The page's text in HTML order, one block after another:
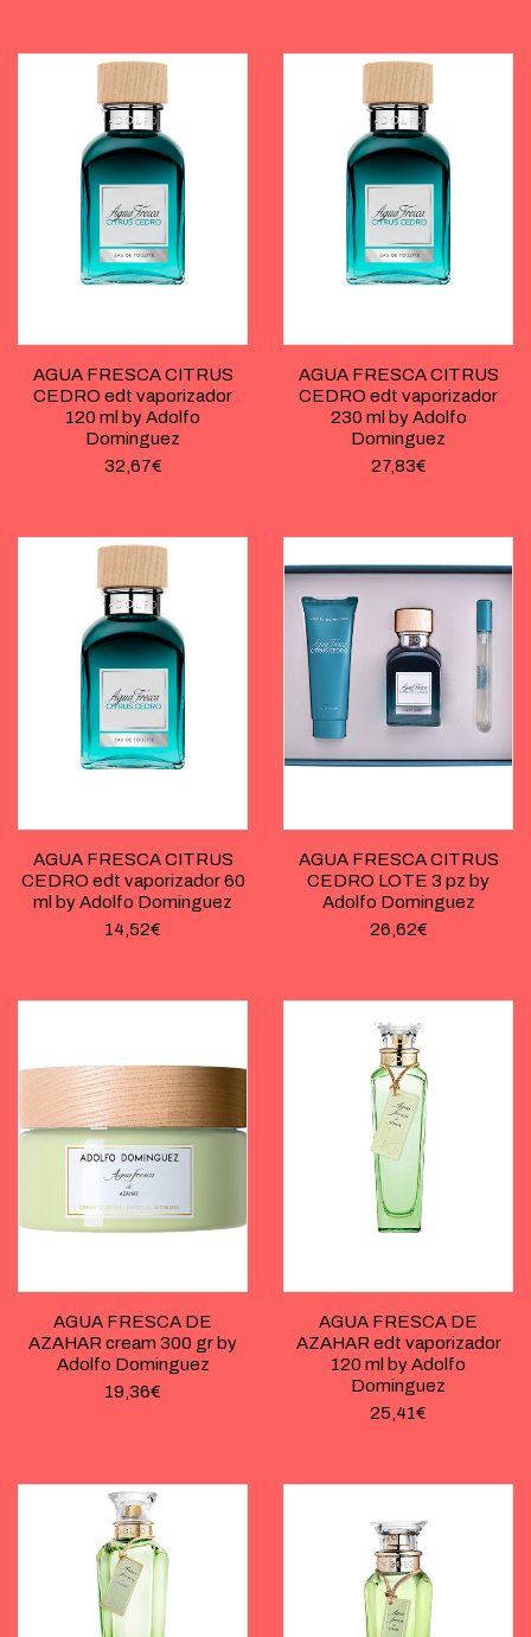
AGUA FRESCA CITRUS
CEDRO edt vaporizador
120 ml by Adolfo
Dominguez
32,67€
AGUA FRESCA CITRUS
CEDRO edt vaporizador
230 ml by Adolfo
Dominguez
27,83€
AGUA FRESCA CITRUS
CEDRO edt vaporizador 60
ml by Adolfo Dominguez
14,52€
AGUA FRESCA CITRUS
CEDRO LOTE 3 pz by
Adolfo Dominguez
26,62€
AGUA FRESCA DE
AZAHAR cream 300 gr by
Adolfo Dominguez
19,36€
AGUA FRESCA DE
AZAHAR edt vaporizador
120 ml by Adolfo
Dominguez
25,41€